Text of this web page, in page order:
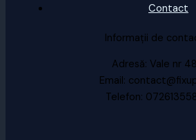
Contact
Informații de
Adresă: Vale nr 48
Email:
Telefon: